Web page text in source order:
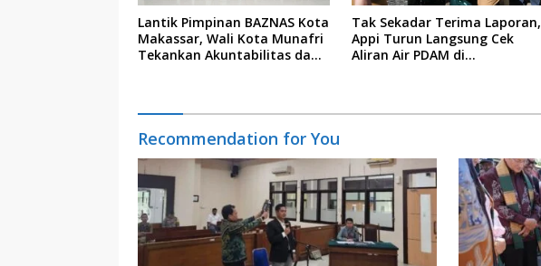
Lantik Pimpinan BAZNAS Kota
Makassar, Wali Kota Munafri
Tekankan Akuntabilitas dan
Tak Sekadar Terima Laporan,
Appi Turun Langsung Cek
Aliran Air PDAM di
Recommendation for You